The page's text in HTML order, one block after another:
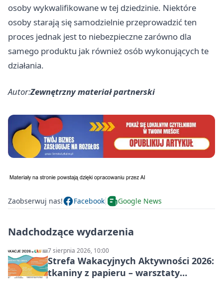
osoby wykwalifikowane w tej dziedzinie. Niektóre
osoby starają się samodzielnie przeprowadzić ten
proces jednak jest to niebezpieczne zarówno dla
samego produktu jak również osób wykonujących te
działania.
Autor:Zewnętrzny materiał partnerski
Zaobserwuj nas! Facebook Google News
Nadchodzące wydarzenia
7 sierpnia 2026, 10:00
Strefa Wakacyjnych Aktywności 2026:
tkaniny z papieru – warsztaty